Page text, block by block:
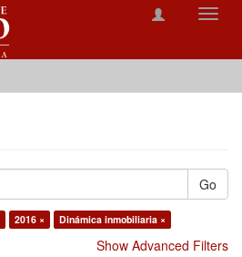
Go
2016 × Dinámica inmobiliaria ×
Show Advanced Filters